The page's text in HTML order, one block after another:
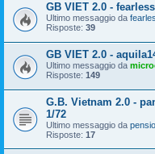
GB VIET 2.0 - fearless
Ultimo messaggio da
Risposte: 39
GB VIET 2.0 -
Ultimo messaggio da
Risposte: 149
G.B. Vietnam 2.0 -
1/72
Ultimo messaggio da
Risposte: 17